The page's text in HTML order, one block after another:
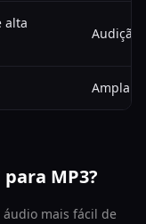
alta
Audição
MP3?
áudio mais fácil de